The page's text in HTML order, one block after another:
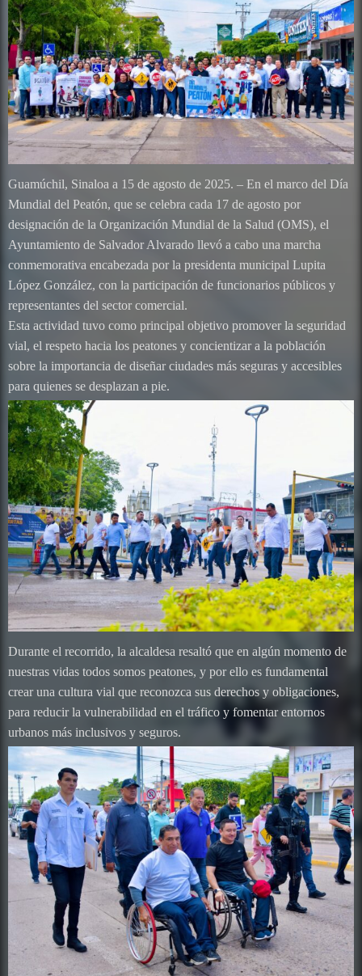
Guamúchil, Sinaloa a 15 de agosto de 2025. – En el marco del Día
Mundial del Peatón, que se celebra cada 17 de agosto por
designación de la Organización Mundial de la Salud (OMS), el
Ayuntamiento de Salvador Alvarado llevó a cabo una marcha
conmemorativa encabezada por la presidenta municipal Lupita
López González, con la participación de funcionarios públicos y
representantes del sector comercial.
Esta actividad tuvo como principal objetivo promover la seguridad
vial, el respeto hacia los peatones y concientizar a la población
sobre la importancia de diseñar ciudades más seguras y accesibles
para quienes se desplazan a pie.
Durante el recorrido, la alcaldesa resaltó que en algún momento de
nuestras vidas todos somos peatones, y por ello es fundamental
crear una cultura vial que reconozca sus derechos y obligaciones,
para reducir la vulnerabilidad en el tráfico y fomentar entornos
urbanos más inclusivos y seguros.